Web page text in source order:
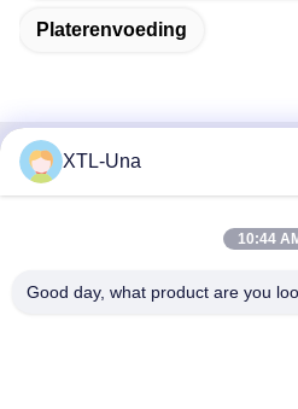
Platerenvoeding
Snel contact
Industrieoosten, Xindu,
XTL-Una
10:44
Good day, what product are you